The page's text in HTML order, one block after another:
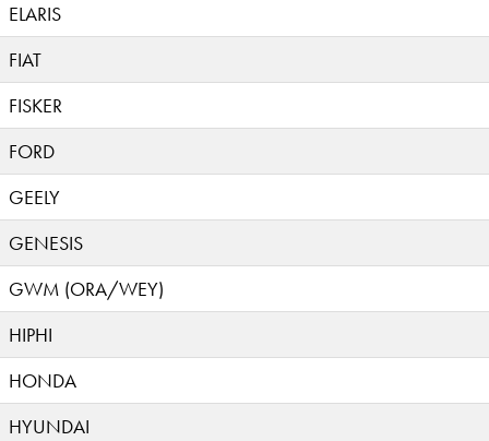
ELARIS
FIAT
FISKER
FORD
GEELY
GENESIS
GWM (ORA/WEY)
HIPHI
HONDA
HYUNDAI